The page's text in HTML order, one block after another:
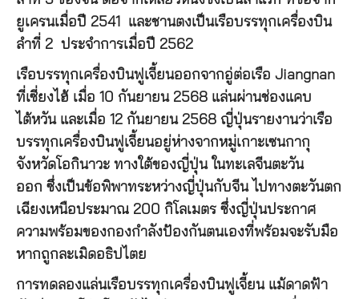
ยูเครนเมื่อปี 2541 และชานตงเป็นเรือบรรทุกเครื่องบิน
ลำที่ 2 ประจำการเมื่อปี 2562
เรือบรรทุกเครื่องบินฟูเจี้ยนออกจากอู่ต่อเรือ Jiangnan
ที่เซี่ยงไฮ้ เมื่อ 10 กันยายน 2568 แล่นผ่านช่องแคบ
ไต้หวัน และเมื่อ 12 กันยายน 2568 ญี่ปุ่นรายงานว่าเรือ
บรรทุกเครื่องบินฟูเจี้ยนอยู่ห่างจากหมู่เกาะเซนกากุ
จังหวัดโอกินาวะ ทางใต้ของญี่ปุ่น ในทะเลจีนตะวัน
ออก ซึ่งเป็นข้อพิพาทระหว่างญี่ปุ่นกับจีน ไปทางตะวันตก
เฉียงเหนือประมาณ 200 กิโลเมตร ซึ่งญี่ปุ่นประกาศ
ความพร้อมของกองกำลังป้องกันตนเองที่พร้อมจะรับมือ
หากถูกละเมิดอธิปไตย
การทดลองแล่นเรือบรรทุกเครื่องบินฟูเจี้ยน แม้ดาดฟ้า